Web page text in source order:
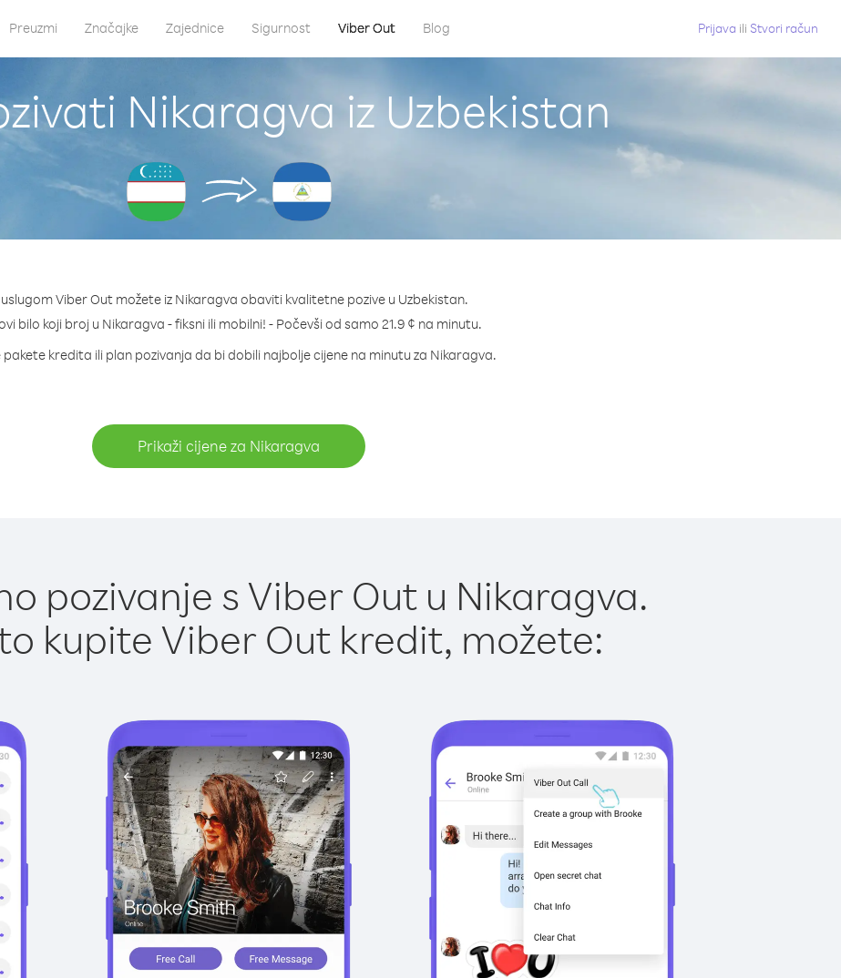
Preuzmi Značajke Zajednice Sigurnost Viber Out Blog Prijava ili Stvori račun
Nikaragva iz Uzbekistan
uslugom Viber Out možete iz Nikaragva obaviti kvalitetne pozive u Uzbekistan.
bilo koji broj u Nikaragva - fiksni ili mobilni! - Počevši od samo 21.9 ¢ na minutu.
pakete kredita ili plan pozivanja da bi dobili najbolje cijene na minutu za Nikaragva.
Prikaži cijene za Nikaragva
pozivanje s Viber Out u Nikaragva.
kupite Viber Out kredit, možete: